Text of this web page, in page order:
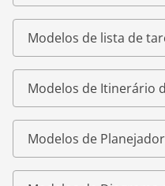
Modelos de lista de
Modelos de Itinerário
Modelos de